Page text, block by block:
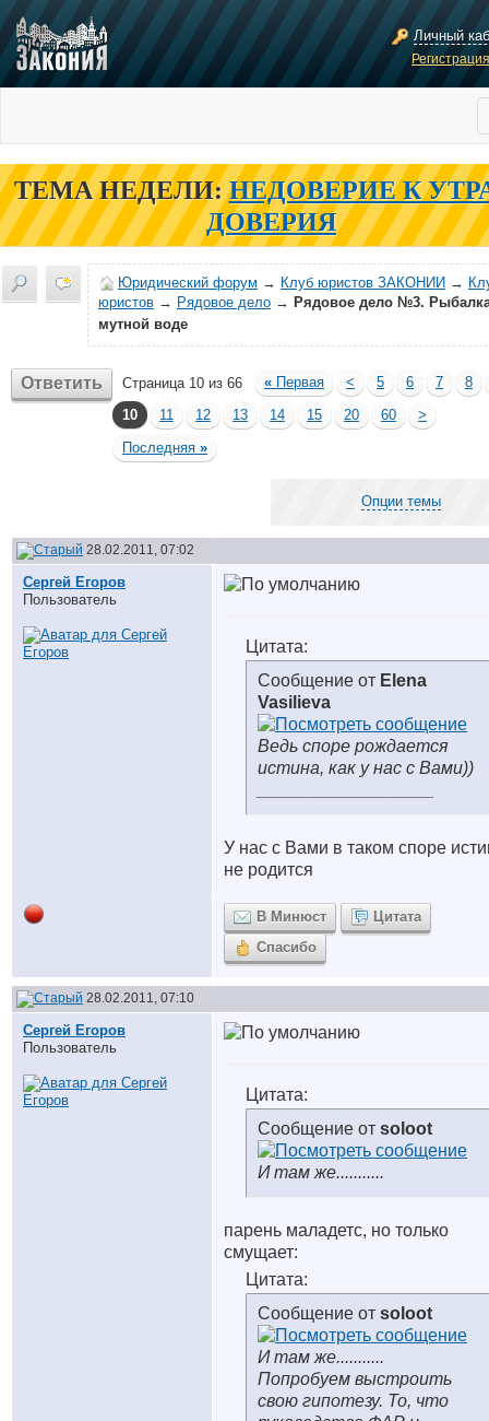
Личный
ТЕМА НЕДЕЛИ: НЕДОВЕРИЕ К
ДОВЕРИЯ
Юридический форум → Клуб юристов ЗАКОНИИ →
юристов → Рядовое дело → Рядовое дело №3.
мутной воде
Ответить Страница 10 из 66 « Первая < 5 6 7
8
10
11 12 13 14 15 20 60
>
Последняя »
Опции темы
28.02.2011, 07:02
Сергей Егоров
Пользователь
Цитата:
Сообщение от Elena
Vasilieva
Ведь споре рождается
истина, как у нас с Вами))
У нас с Вами в таком споре
не родится
В Минюст
Цитата
Спасибо
28.02.2011, 07:10
Сергей Егоров
Пользователь
Цитата:
Сообщение от soloot
И там же...........
парень маладетс, но только
смущает:
Цитата:
Сообщение от soloot
И там же...........
Попробуем выстроить
свою гипотезу. То, что